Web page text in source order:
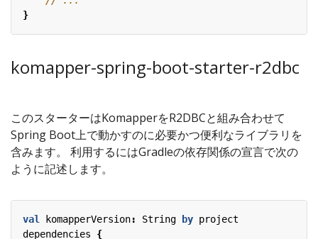
}
komapper-spring-boot-starter-r2dbc
このスターターはKomapperをR2DBCと組み合わせて
Spring Boot上で動かすのに必要かつ便利なライブラリを
含みます。 利用するにはGradleの依存関係の宣言で次の
ように記述します。
val komapperVersion: String by project
dependencies
{